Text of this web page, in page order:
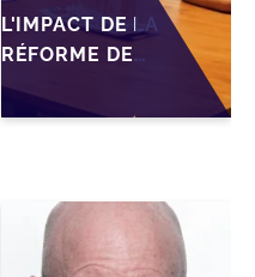
L'IMPACT DE LA
RÉFORME DE
L'IS MAROCAIN
SUR LA
FAMILIALES